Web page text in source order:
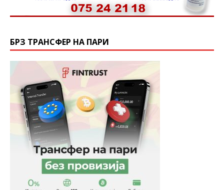
БРЗ ТРАНСФЕР НА ПАРИ